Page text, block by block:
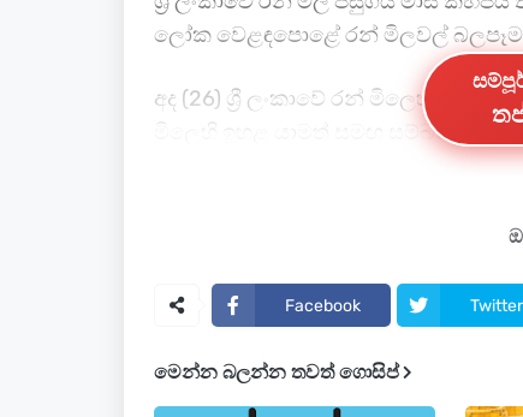
ලෝක වෙළඳපොළේ රන් මිලවල්
අද (26) ශ්‍රී ලංකාවේ රන් මිලෙහි
මිලෙහි ඉහළ යාමත් සමඟ සම්බන්ධ වී
කැරට් 24 රන් ග්‍රෑම් 1 (24 Carat gold 1
කැරට් 24 රන් පවුම (ග්‍රෑම් 8) (24 Carat
Facebook Twitter
මෙන්න බලන්න තවත් ගොසිප්